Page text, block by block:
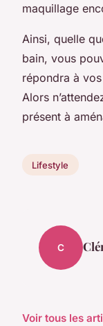
maquillage
Ainsi, quelle
bain, vous
répondra à
Alors
présent à
Lifestyle
C
Voir tous les